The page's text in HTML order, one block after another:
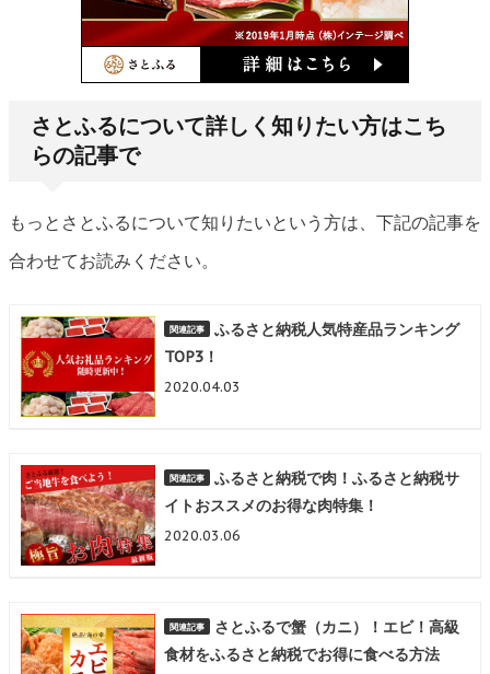
さとふるについて詳しく知りたい方はこち
らの記事で
もっとさとふるについて知りたいという方は、下記の記事を
合わせてお読みください。
ふるさと納税人気特産品ランキング
TOP3！
2020.04.03
ふるさと納税で肉！ふるさと納税サ
イトおススメのお得な肉特集！
2020.03.06
さとふるで蟹（カニ）！エビ！高級
食材をふるさと納税でお得に食べる方法